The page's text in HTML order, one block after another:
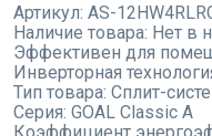
Артикул: AS-
Наличие товара: Нет в
Эффективен для
Инверторная
Тип товара: Сплит-
Серия: GOAL Classic A
Коэффициент